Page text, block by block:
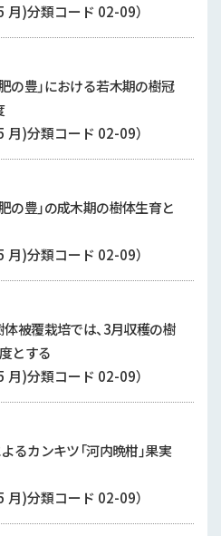
月)分類コード 02-09）
の豊」における若木期の樹冠
月)分類コード 02-09）
の豊」の成木期の樹体生育と
月)分類コード 02-09）
体被覆栽培では、3月収穫の樹
とする
月)分類コード 02-09）
るカンキツ「河内晩柑」果実
月)分類コード 02-09）